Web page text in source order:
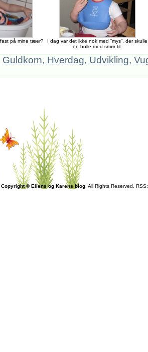
på mine tæer?
I dag var det ikke nok med “mys”, der skulle
en bolle med smør til.
Guldkorn, Hverdag, Udvikling,
Copyright © Ellens og Karens blog. All Rights Reserved.